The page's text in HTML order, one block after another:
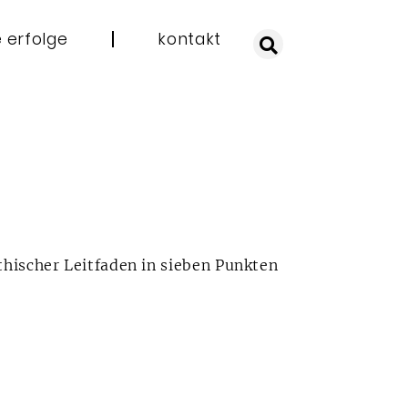
erfolge kontakt
Leitfaden in sieben Punkten